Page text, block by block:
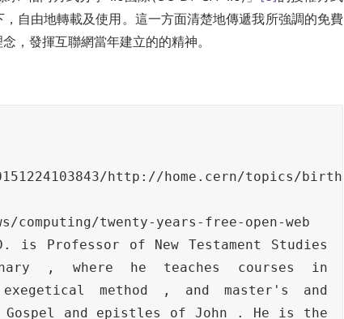
自由地轉載及使用。這一方面清楚地傳遞我所強調的免費
，發揮互聯網當年建立的的精神。
http://home.cern/topics/birth-
Professor of New Testament Studies
, where he teaches courses in
method , and master's and
and epistles of John . He is the